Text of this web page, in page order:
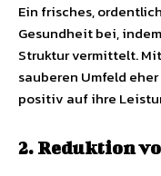
Ein frisches,
Gesundheit bei,
Struktur vermittelt.
sauberen Umfeld
positiv auf ihre
2. Reduktion